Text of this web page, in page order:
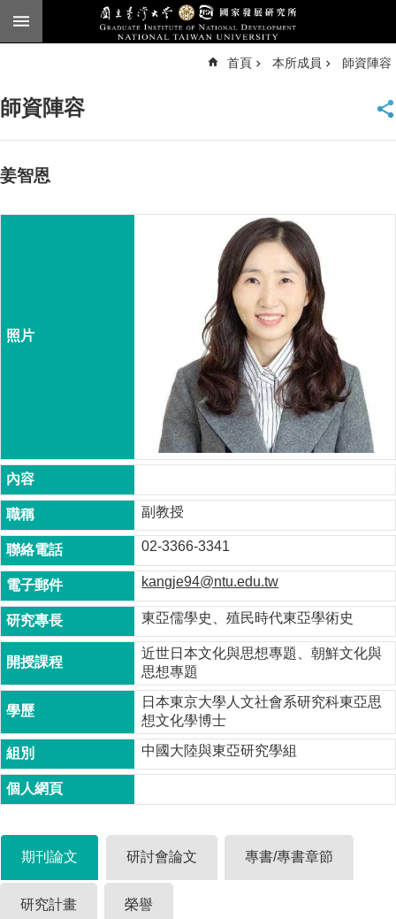
跳到主要內容區塊
臺
頁
介
博
士
班
碩
士
班
在
職
專
班
學
術
究
國
家
展
研
刊
首頁 本所成員 師資陣容
師資陣容
姜智恩
副教授
02-3366-3341
kangje94@ntu.edu.tw
東亞儒學史、殖民時代東亞學術史
近世日本文化與思想專題、朝鮮文化與
思想專題
日本東京大學人文社會系研究科東亞思
想文化學博士
中國大陸與東亞研究學組
期刊論文 研討會論文 專書/專書章節
研究計畫 榮譽